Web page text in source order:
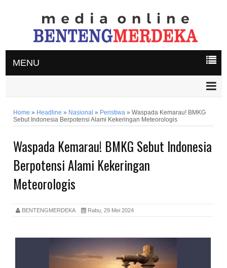
MENU
Home » Headline » Nasional » Peristiwa »Waspada Kemarau! BMKG
Sebut Indonesia Berpotensi Alami Kekeringan Meteorologis
Waspada Kemarau! BMKG Sebut Indonesia
Berpotensi Alami Kekeringan
Meteorologis
BENTENGMERDEKA Rabu, 29 Mei 2024